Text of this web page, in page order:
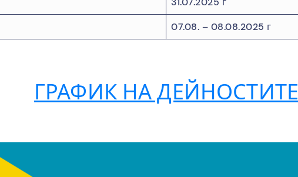
07.08. – 08.08.2025 г
ГРАФИК НА